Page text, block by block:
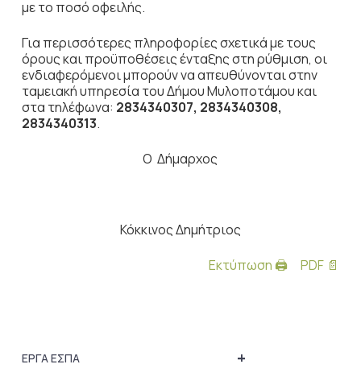
με το ποσό οφειλής.
Για περισσότερες πληροφορίες σχετικά με τους
όρους και προϋποθέσεις ένταξης στη ρύθμιση, οι
ενδιαφερόμενοι μπορούν να απευθύνονται στην
ταμειακή υπηρεσία του Δήμου Μυλοποτάμου και
στα τηλέφωνα: 2834340307, 2834340308,
2834340313.
Ο Δήμαρχος
Κόκκινος Δημήτριος
Εκτύπωση 🖨
PDF 📄
+
ΕΡΓΑ ΕΣΠΑ